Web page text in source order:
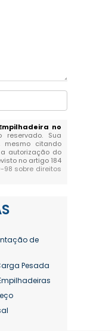
no
Sua
mesmo citando
autorização do
no artigo 184
98 sobre direitos
de
Pesada